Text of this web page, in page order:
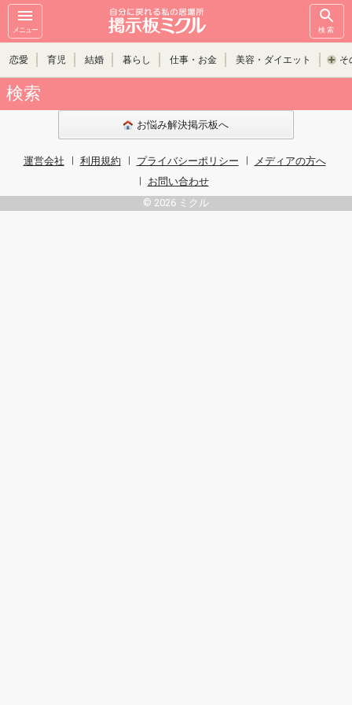
メニュー 検索
恋愛 育児 結婚 暮らし 仕事・お金 美容・ダイエット そ
検索
お悩み解決掲示板へ
運営会社 利用規約 プライバシーポリシー
メディアの方へ
お問い合わせ
© 2026 ミクル